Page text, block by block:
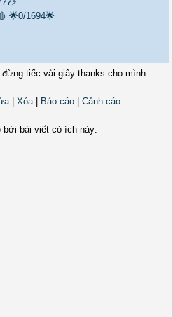
🌟0/1694🌟
tiếc vài giây thanks cho mình
| Xóa| Báo cáo
Cảnh cáo
bởi bài viết có ích này: